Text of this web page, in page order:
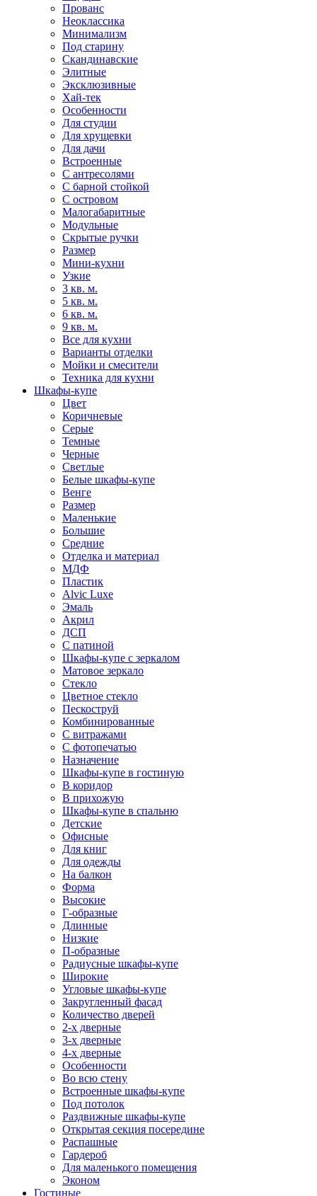
Прованс
Неоклассика
Минимализм
Под старину
Скандинавские
Элитные
Эксклюзивные
Хай-тек
Особенности
Для студии
Для хрущевки
Для дачи
Встроенные
С антресолями
С барной стойкой
С островом
Малогабаритные
Модульные
Скрытые ручки
Размер
Мини-кухни
Узкие
3 кв. м.
5 кв. м.
6 кв. м.
9 кв. м.
Все для кухни
Варианты отделки
Мойки и смесители
Техника для кухни
Шкафы-купе
Цвет
Коричневые
Серые
Темные
Черные
Светлые
Белые шкафы-купе
Венге
Размер
Маленькие
Большие
Средние
Отделка и материал
МДФ
Пластик
Alvic Luxe
Эмаль
Акрил
ДСП
С патиной
Шкафы-купе с зеркалом
Матовое зеркало
Стекло
Цветное стекло
Пескоструй
Комбинированные
С витражами
С фотопечатью
Назначение
Шкафы-купе в гостиную
В коридор
В прихожую
Шкафы-купе в спальню
Детские
Офисные
Для книг
Для одежды
На балкон
Форма
Высокие
Г-образные
Длинные
Низкие
П-образные
Радиусные шкафы-купе
Широкие
Угловые шкафы-купе
Закругленный фасад
Количество дверей
2-х дверные
3-х дверные
4-х дверные
Особенности
Во всю стену
Встроенные шкафы-купе
Под потолок
Раздвижные шкафы-купе
Открытая секция посередине
Распашные
Гардероб
Для маленького помещения
Эконом
Гостиные